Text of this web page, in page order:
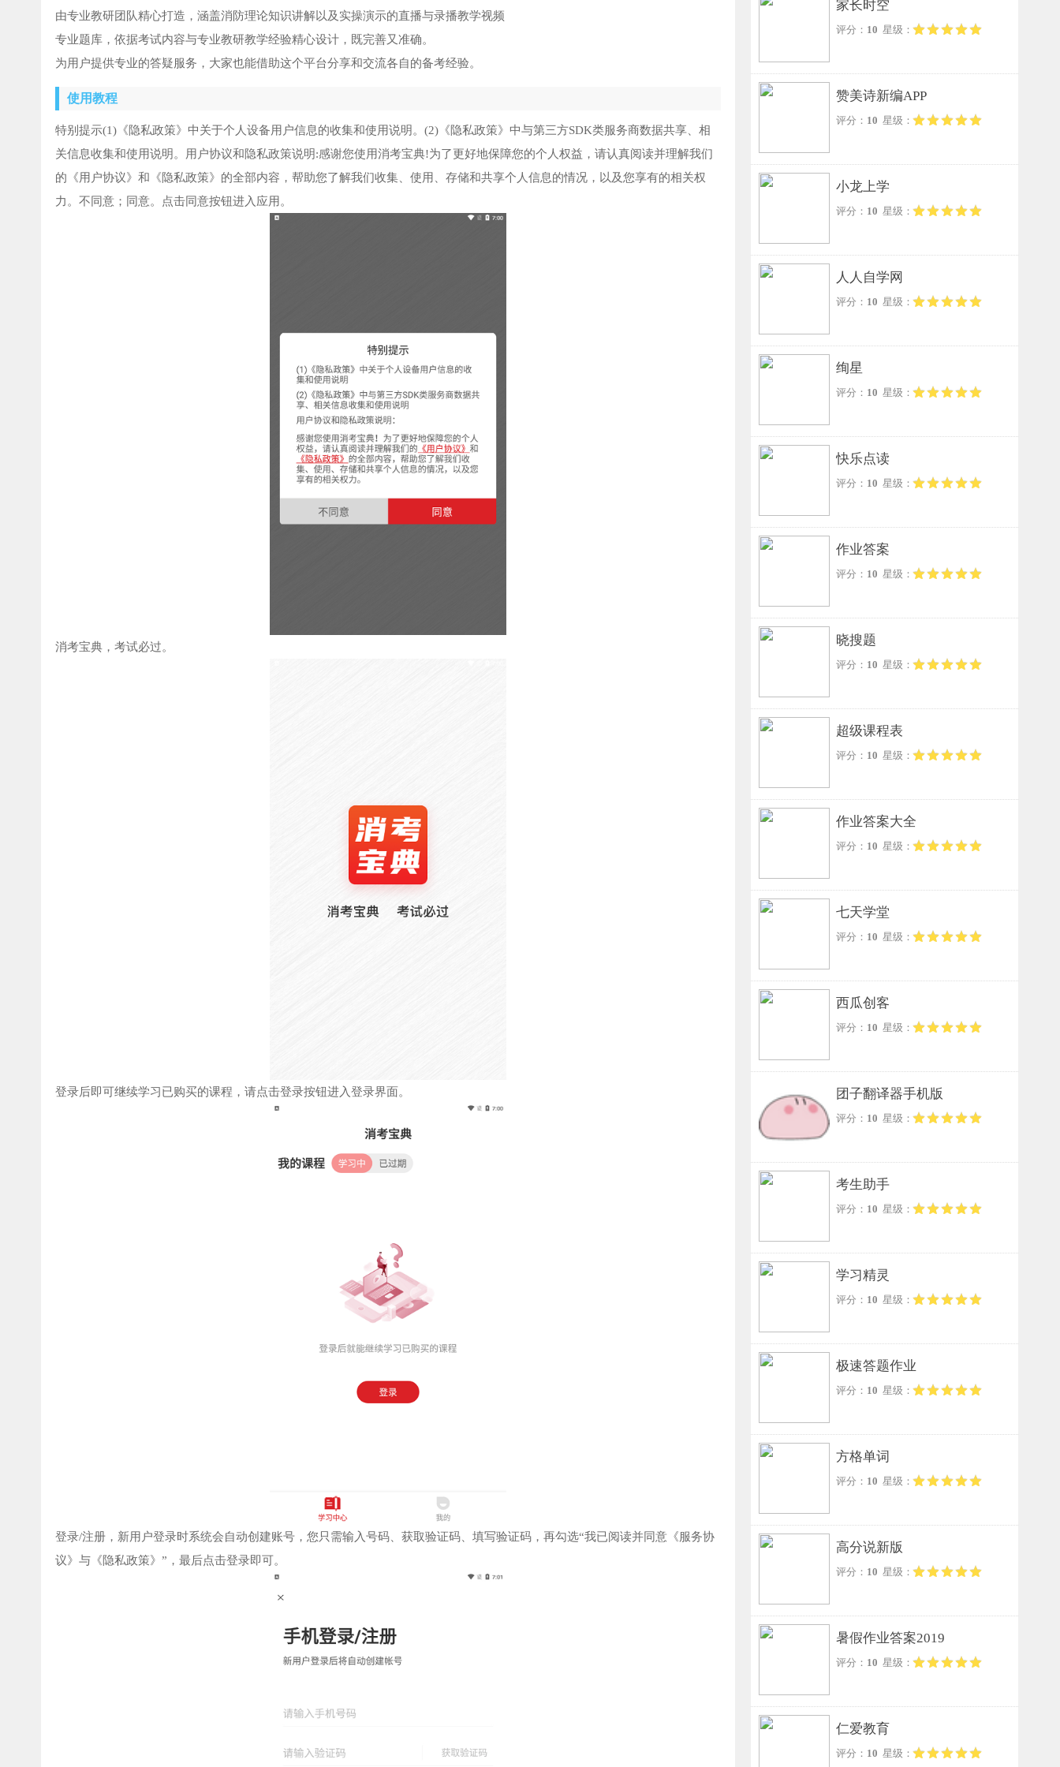
由专业教研团队精心打造，涵盖消防理论知识讲解以及实操演示的直播与录播教学视频
专业题库，依据考试内容与专业教研教学经验精心设计，既完善又准确。
为用户提供专业的答疑服务，大家也能借助这个平台分享和交流各自的备考经验。
使用教程
特别提示(1)《隐私政策》中关于个人设备用户信息的收集和使用说明。(2)《隐私政策》中与第三方SDK类服务商数据共享、相
关信息收集和使用说明。用户协议和隐私政策说明:感谢您使用消考宝典!为了更好地保障您的个人权益，请认真阅读并理解我们
的《用户协议》和《隐私政策》的全部内容，帮助您了解我们收集、使用、存储和共享个人信息的情况，以及您享有的相关权
力。不同意；同意。点击同意按钮进入应用。
消考宝典，考试必过。
登录后即可继续学习已购买的课程，请点击登录按钮进入登录界面。
登录/注册，新用户登录时系统会自动创建账号，您只需输入号码、获取验证码、填写验证码，再勾选“我已阅读并同意《服务协
议》与《隐私政策》”，最后点击登录即可。
家长时空
评分： 10 星级：
赞美诗新编APP
评分： 10 星级：
小龙上学
评分： 10 星级：
人人自学网
评分： 10 星级：
绚星
评分： 10 星级：
快乐点读
评分： 10 星级：
作业答案
评分： 10 星级：
晓搜题
评分： 10 星级：
超级课程表
评分： 10 星级：
作业答案大全
评分： 10 星级：
七天学堂
评分： 10 星级：
西瓜创客
评分： 10 星级：
团子翻译器手机版
评分： 10 星级：
考生助手
评分： 10 星级：
学习精灵
评分： 10 星级：
极速答题作业
评分： 10 星级：
方格单词
评分： 10 星级：
高分说新版
评分： 10 星级：
暑假作业答案2019
评分： 10 星级：
仁爱教育
评分： 10 星级：